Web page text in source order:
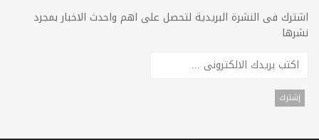
اشترك فى النشرة البريدية لتحصل على اهم واحدث الاخبار بمجرد
نشرها